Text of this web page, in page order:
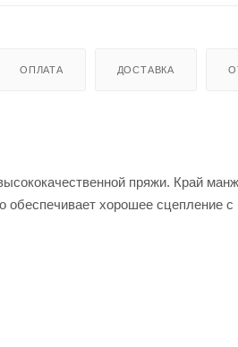
ОПЛАТА ДОСТАВКА
пряжи. Край
хорошее сцепление с